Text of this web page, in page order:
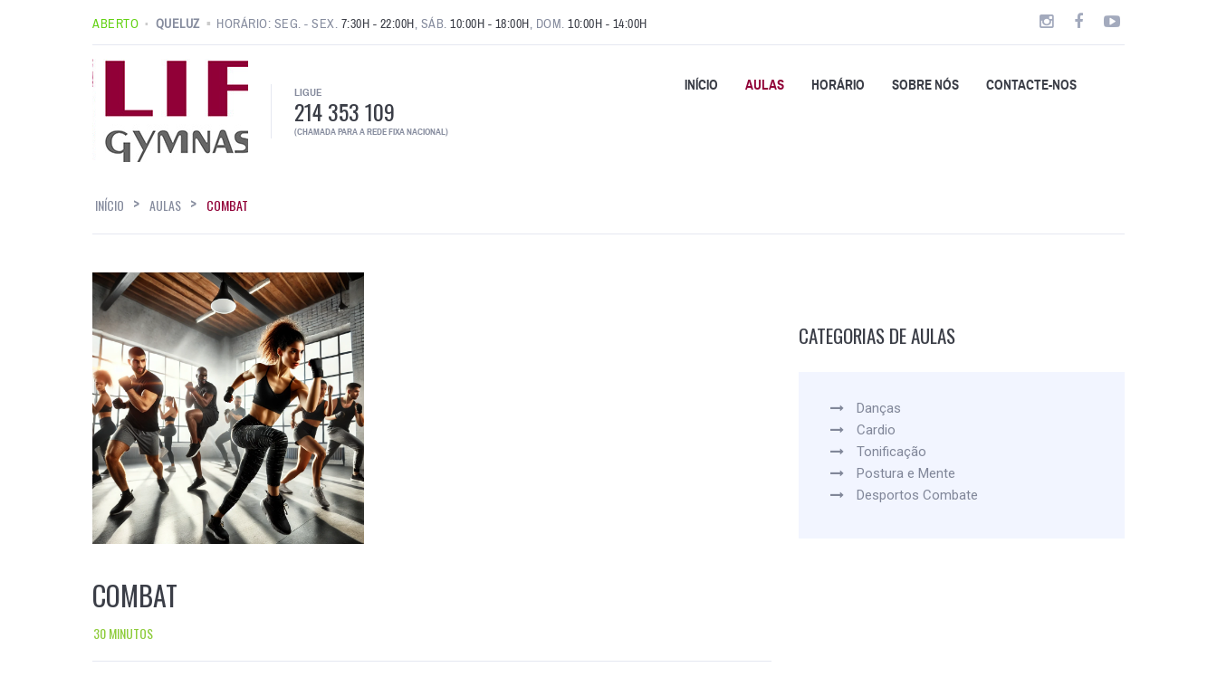
ABERTO QUELUZ HORÁRIO: SEG. - SEX. 7:30H - 22:00H, SÁB. 10:00H - 18:00H, DOM. 10:00H - 14:00H
LIGUE
214 353 109
(CHAMADA PARA A REDE FIXA NACIONAL)
INÍCIO AULAS HORÁRIO SOBRE NÓS CONTACTE-NOS
INÍCIO AULAS COMBAT
COMBAT
30 MINUTOS
CATEGORIAS DE AULAS
Danças
Cardio
Tonificação
Postura e Mente
Desportos Combate